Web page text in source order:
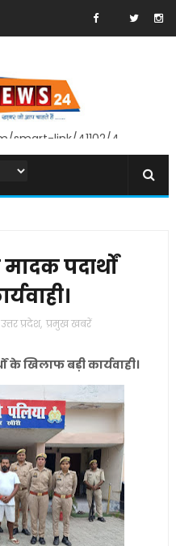
smart-link/41102/4
पदार्थों
उत्तर प्रदेश, प्रमुख खबरें
के खिलाफ बड़ी कार्यवाही।